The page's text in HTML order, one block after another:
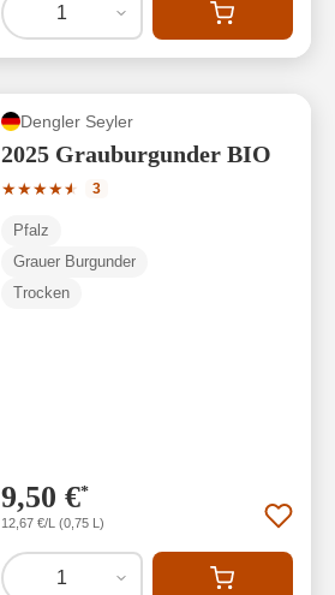
1
Dengler Seyler
2025 Grauburgunder BIO
★★★★★
★
Durchschnittliche Bewertung von 4.67
3
Pfalz
Grauer Burgunder
Trocken
9,50 €*
12,67 €/L (0,75 L)
1